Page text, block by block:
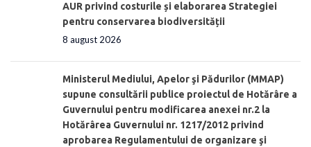
AUR privind costurile și elaborarea Strategiei
pentru conservarea biodiversității
8 august 2026
Ministerul Mediului, Apelor şi Pădurilor (MMAP)
supune consultării publice proiectul de Hotărâre a
Guvernului pentru modificarea anexei nr.2 la
Hotărârea Guvernului nr. 1217/2012 privind
aprobarea Regulamentului de organizare şi